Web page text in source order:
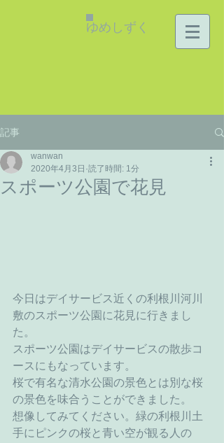
ゆめしずく
記事
スポーツ公園で花見
wanwan
2020年4月3日 読了時間: 1分
今日はデイサービス近くの利根川河川
敷のスポーツ公園に花見に行きまし
た。
スポーツ公園はデイサービスの散歩コ
ースにもなっています。
桜で有名な清水公園の景色とは別な桜
の景色を味合うことができました。
想像してみてください。 緑の利根川土
手にピンクの桜と青い空が観る人の